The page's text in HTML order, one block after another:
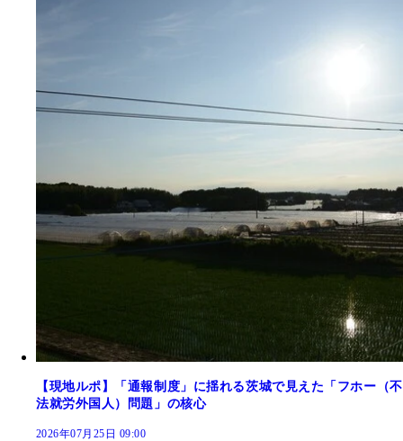
【現地ルポ】「通報制度」に揺れる茨城で見えた「フホー（不
法就労外国人）問題」の核心
2026年07月25日 09:00